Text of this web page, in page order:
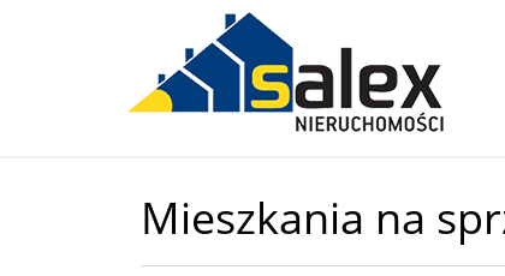
Mieszkania na